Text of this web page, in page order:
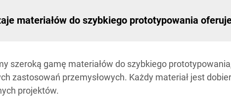
materiałów do szybkiego prototypowania
szeroką gamę materiałów do szybkiego
zastosowań przemysłowych. Każdy materiał jest
projektów.